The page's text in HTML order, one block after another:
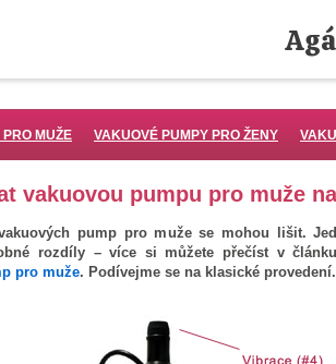
MUŽE VAKUOVÉ PUMPY PRO ŽENY
vakuovou pumpu pro muže
pump pro muže se mohou lišit.
rozdíly – více si můžete přečíst v
pro muže. Podívejme se na klasické provedení.